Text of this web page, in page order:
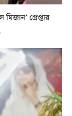
গ্রেপ্তার